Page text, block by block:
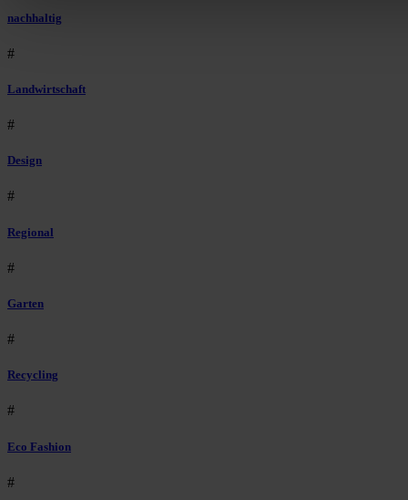
nachhaltig
#
Landwirtschaft
#
Design
#
Regional
#
Garten
#
Recycling
#
Eco Fashion
#